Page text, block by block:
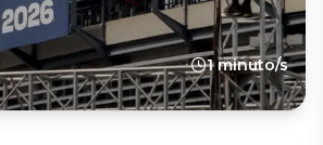
1 minuto/s